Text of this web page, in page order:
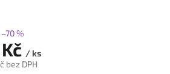
–70 %
/ ks
bez DPH